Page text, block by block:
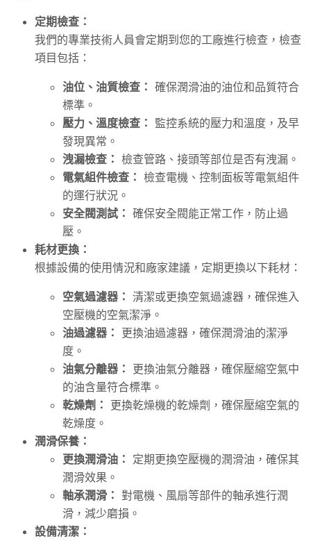
定期檢查：
我們的專業技術人員會定期到您的工廠進行檢查，檢查
項目包括：
油位、油質檢查： 確保潤滑油的油位和品質符合
標準。
壓力、溫度檢查： 監控系統的壓力和溫度，及早
發現異常。
洩漏檢查： 檢查管路、接頭等部位是否有洩漏。
電氣組件檢查： 檢查電機、控制面板等電氣組件
的運行狀況。
安全閥測試： 確保安全閥能正常工作，防止過
壓。
耗材更換：
根據設備的使用情況和廠家建議，定期更換以下耗材：
空氣過濾器： 清潔或更換空氣過濾器，確保進入
空壓機的空氣潔淨。
油過濾器： 更換油過濾器，確保潤滑油的潔淨
度。
油氣分離器： 更換油氣分離器，確保壓縮空氣中
的油含量符合標準。
乾燥劑： 更換乾燥機的乾燥劑，確保壓縮空氣的
乾燥度。
潤滑保養：
更換潤滑油： 定期更換空壓機的潤滑油，確保其
潤滑效果。
軸承潤滑： 對電機、風扇等部件的軸承進行潤
滑，減少磨損。
設備清潔：